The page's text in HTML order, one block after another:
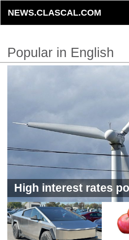
NEWS.CLASCAL.COM
Popular in English
High interest rates
to the green